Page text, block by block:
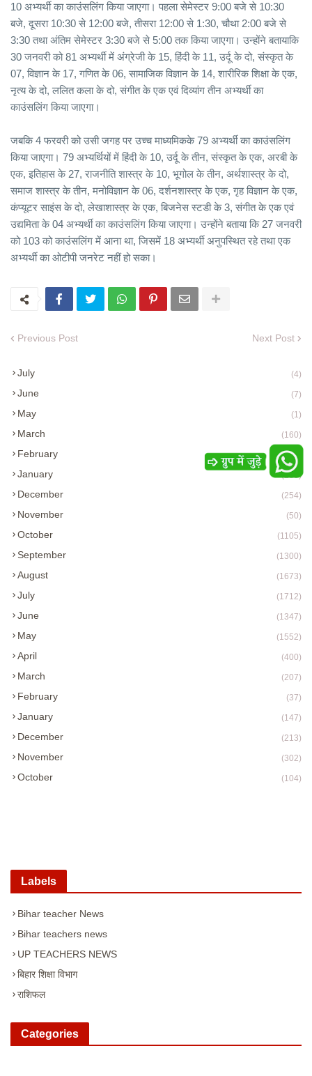
10 अभ्यर्थी का काउंसलिंग किया जाएगा। पहला सेमेस्टर 9:00 बजे से 10:30
बजे, दूसरा 10:30 से 12:00 बजे, तीसरा 12:00 से 1:30, चौथा 2:00 बजे से
3:30 तथा अंतिम सेमेस्टर 3:30 बजे से 5:00 तक किया जाएगा। उन्होंने बतायाकि
30 जनवरी को 81 अभ्यर्थी में अंग्रेजी के 15, हिंदी के 11, उर्दू के दो, संस्कृत के
07, विज्ञान के 17, गणित के 06, सामाजिक विज्ञान के 14, शारीरिक शिक्षा के एक,
नृत्य के दो, ललित कला के दो, संगीत के एक एवं दिव्यांग तीन अभ्यर्थी का
काउंसलिंग किया जाएगा।
जबकि 4 फरवरी को उसी जगह पर उच्च माध्यमिकके 79 अभ्यर्थी का काउंसलिंग
किया जाएगा। 79 अभ्यर्थियों में हिंदी के 10, उर्दू के तीन, संस्कृत के एक, अरबी के
एक, इतिहास के 27, राजनीति शास्त्र के 10, भूगोल के तीन, अर्थशास्त्र के दो,
समाज शास्त्र के तीन, मनोविज्ञान के 06, दर्शनशास्त्र के एक, गृह विज्ञान के एक,
कंप्यूटर साइंस के दो, लेखाशास्त्र के एक, बिजनेस स्टडी के 3, संगीत के एक एवं
उद्यमिता के 04 अभ्यर्थी का काउंसलिंग किया जाएगा। उन्होंने बताया कि 27 जनवरी
को 103 को काउंसलिंग में आना था, जिसमें 18 अभ्यर्थी अनुपस्थित रहे तथा एक
अभ्यर्थी का ओटीपी जनरेट नहीं हो सका।
Previous Post Next Post
July (4)
June (7)
May (1)
March (160)
February (282)
January (285)
December (254)
November (50)
October (1105)
September (1300)
August (1673)
July (1712)
June (1347)
May (1552)
April (400)
March (207)
February (37)
January (147)
December (213)
November (302)
October (104)
Labels
Bihar teacher News
Bihar teachers news
UP TEACHERS NEWS
बिहार शिक्षा विभाग
राशिफल
Categories